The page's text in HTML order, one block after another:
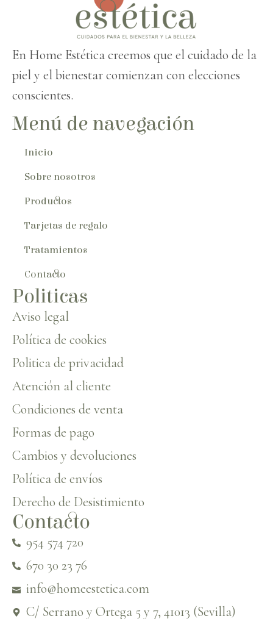
En Home Estética creemos que el cuidado de la
piel y el bienestar comienzan con elecciones
conscientes.
Menú de navegación
Inicio
Sobre nosotros
Productos
Tarjetas de regalo
Tratamientos
Contacto
Politicas
Aviso legal
Política de cookies
Politica de privacidad
Atención al cliente
Condiciones de venta
Formas de pago
Cambios y devoluciones
Política de envíos
Derecho de Desistimiento
Contacto
954 574 720
670 30 23 76
info@homeestetica.com
C/ Serrano y Ortega 5 y 7, 41013 (Sevilla)